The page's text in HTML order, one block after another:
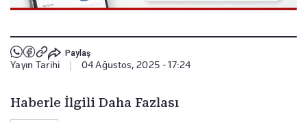
Paylaş
Yayın Tarihi 04 Ağustos, 2025 - 17:24
Haberle İlgili Daha Fazlası